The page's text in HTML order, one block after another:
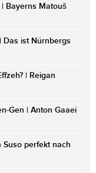
Bayerns Matouš
Das ist Nürnbergs
| Reigan
Gen | Anton Gaaei
Suso perfekt nach